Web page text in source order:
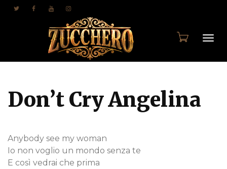
Don’t Cry Angelina
Anybody see my woman
Io non voglio un mondo senza te
E così vedrai che prima